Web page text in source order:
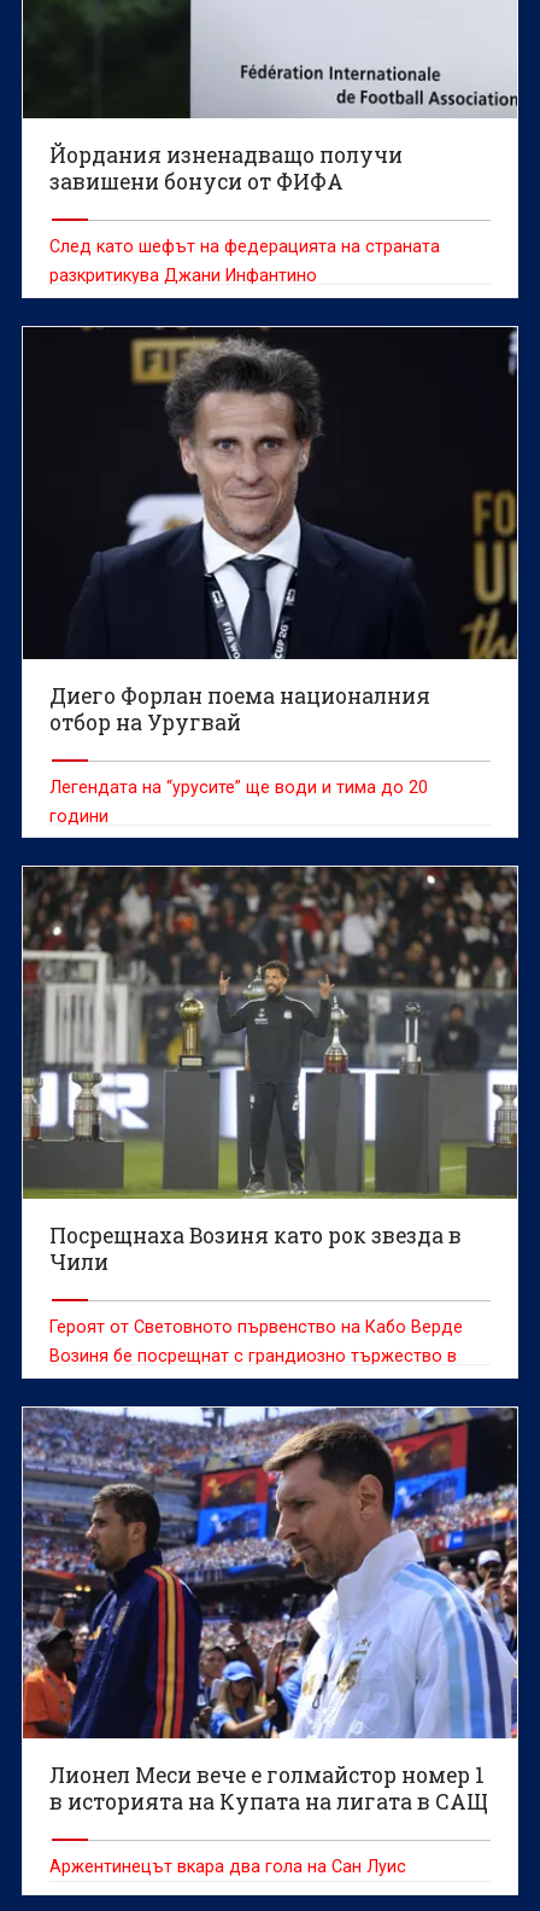
Йордания изненадващо получи
завишени бонуси от ФИФА
След като шефът на федерацията на страната
разкритикува Джани Инфантино
Диего Форлан поема националния
отбор на Уругвай
Легендата на “урусите” ще води и тима до 20
години
Посрещнаха Возиня като рок звезда в
Чили
Героят от Световното първенство на Кабо Верде
Возиня бе посрещнат с грандиозно тържество в
сряда, след като се присъедини към чилийския
гранд Коло Коло, предаде ДПА.
Лионел Меси вече е голмайстор номер 1
в историята на Купата на лигата в САЩ
Аржентинецът вкара два гола на Сан Луис